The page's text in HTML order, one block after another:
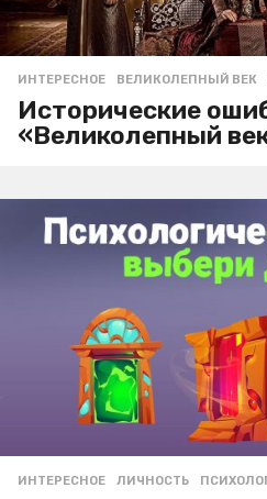
ИНТЕРЕСНОЕ ВЕЛИКОЛЕПНЫЙ ВЕК
Исторические
«Великолепный
ИНТЕРЕСНОЕ ЛИЧНОСТЬ ,